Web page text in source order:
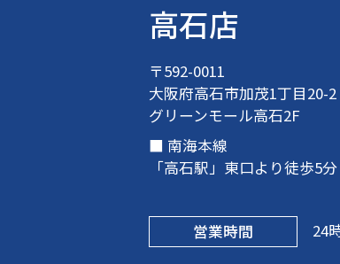
高石店
〒592-0011
大阪府高石市加茂1丁目20-2
グリーンモール高石2F
南海本線
「高石駅」東口より徒歩5分
営業時間 24